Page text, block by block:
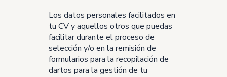
Los datos personales facilitados en
tu CV y aquellos otros que puedas
facilitar durante el proceso de
selección y/o en la remisión de
formularios para la recopilación de
dartos para la gestión de tu